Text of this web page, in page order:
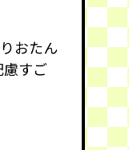
おたん
慮すご